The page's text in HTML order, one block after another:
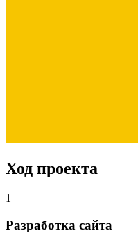
Ход проекта
1
Разработка сайта